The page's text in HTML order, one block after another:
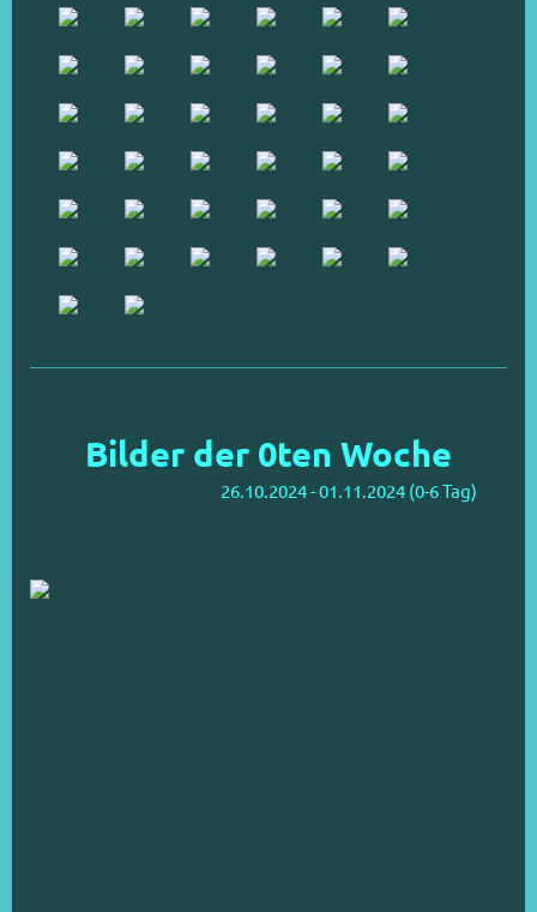
Bilder der 0ten Woche
26.10.2024 - 01.11.2024 (0-6 Tag)